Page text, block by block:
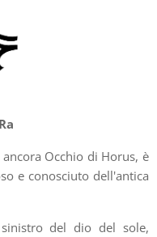
Occhio di Horus, è
e conosciuto dell'antica
del dio del sole,